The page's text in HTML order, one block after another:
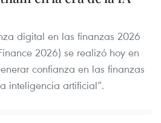
digital en las finanzas 2026
2026) se realizó hoy en
confianza en las finanzas
inteligencia artificial”.